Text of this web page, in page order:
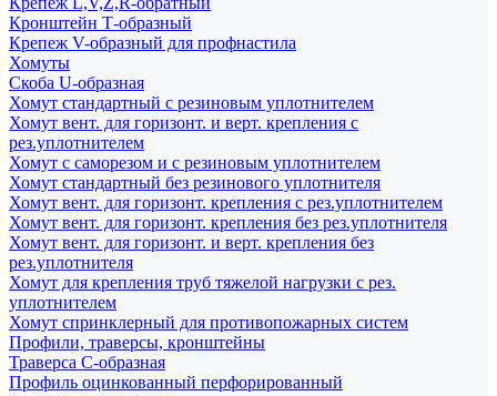
Кронштейн Т-образный
Крепеж V-образный для профнастила
Хомуты
Скоба U-образная
Хомут стандартный с резиновым уплотнителем
Хомут вент. для горизонт. и верт. крепления с
рез.уплотнителем
Хомут с саморезом и с резиновым уплотнителем
Хомут стандартный без резинового уплотнителя
Хомут вент. для горизонт. крепления с рез.уплотнителем
Хомут вент. для горизонт. крепления без рез.уплотнителя
Хомут вент. для горизонт. и верт. крепления без
рез.уплотнителя
Хомут для крепления труб тяжелой нагрузки с рез.
уплотнителем
Хомут спринклерный для противопожарных систем
Профили, траверсы, кронштейны
Траверса С-образная
Профиль оцинкованный перфорированный